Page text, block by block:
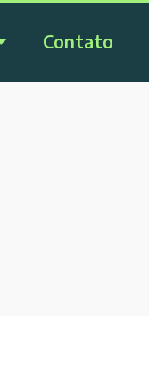
Contato